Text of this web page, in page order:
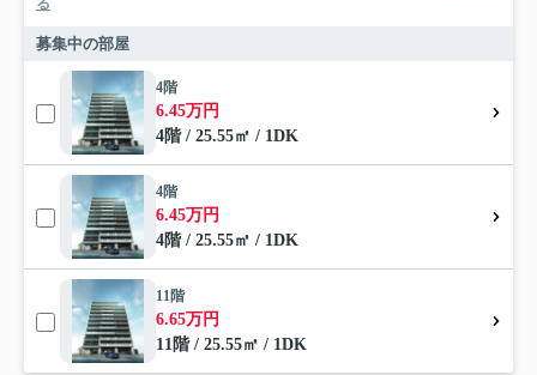
る
募集中の部屋
4階
6.45万円
4階 / 25.55㎡ / 1DK
4階
6.45万円
4階 / 25.55㎡ / 1DK
11階
6.65万円
11階 / 25.55㎡ / 1DK